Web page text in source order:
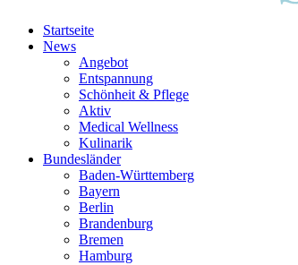
Startseite
News
Angebot
Entspannung
Schönheit & Pflege
Aktiv
Medical Wellness
Kulinarik
Bundesländer
Baden-Württemberg
Bayern
Berlin
Brandenburg
Bremen
Hamburg